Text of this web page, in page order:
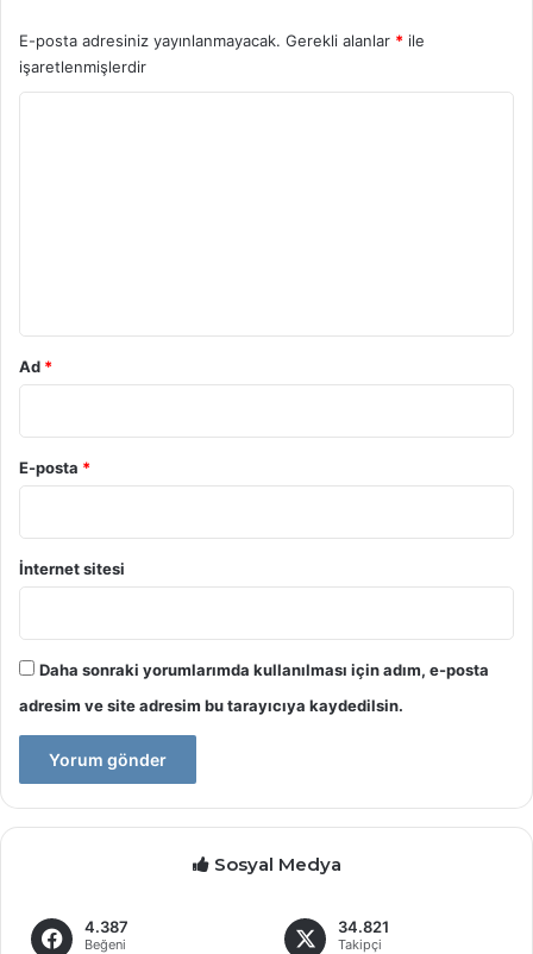
E-posta adresiniz yayınlanmayacak. Gerekli alanlar * ile
işaretlenmişlerdir
Ad *
E-posta *
İnternet sitesi
Daha sonraki yorumlarımda kullanılması için adım, e-posta
adresim ve site adresim bu tarayıcıya kaydedilsin.
Sosyal Medya
4.387
Beğeni
34.821
Takipçi